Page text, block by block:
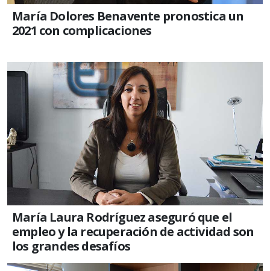
María Dolores Benavente pronostica un
2021 con complicaciones
María Laura Rodríguez aseguró que el
empleo y la recuperación de actividad son
los grandes desafíos